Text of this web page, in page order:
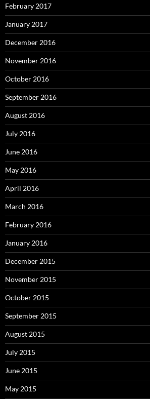
February 2017
January 2017
December 2016
November 2016
October 2016
September 2016
August 2016
July 2016
June 2016
May 2016
April 2016
March 2016
February 2016
January 2016
December 2015
November 2015
October 2015
September 2015
August 2015
July 2015
June 2015
May 2015